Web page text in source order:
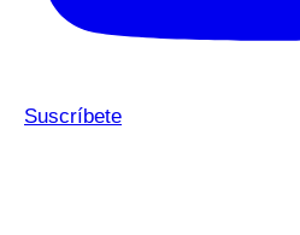
Suscríbete